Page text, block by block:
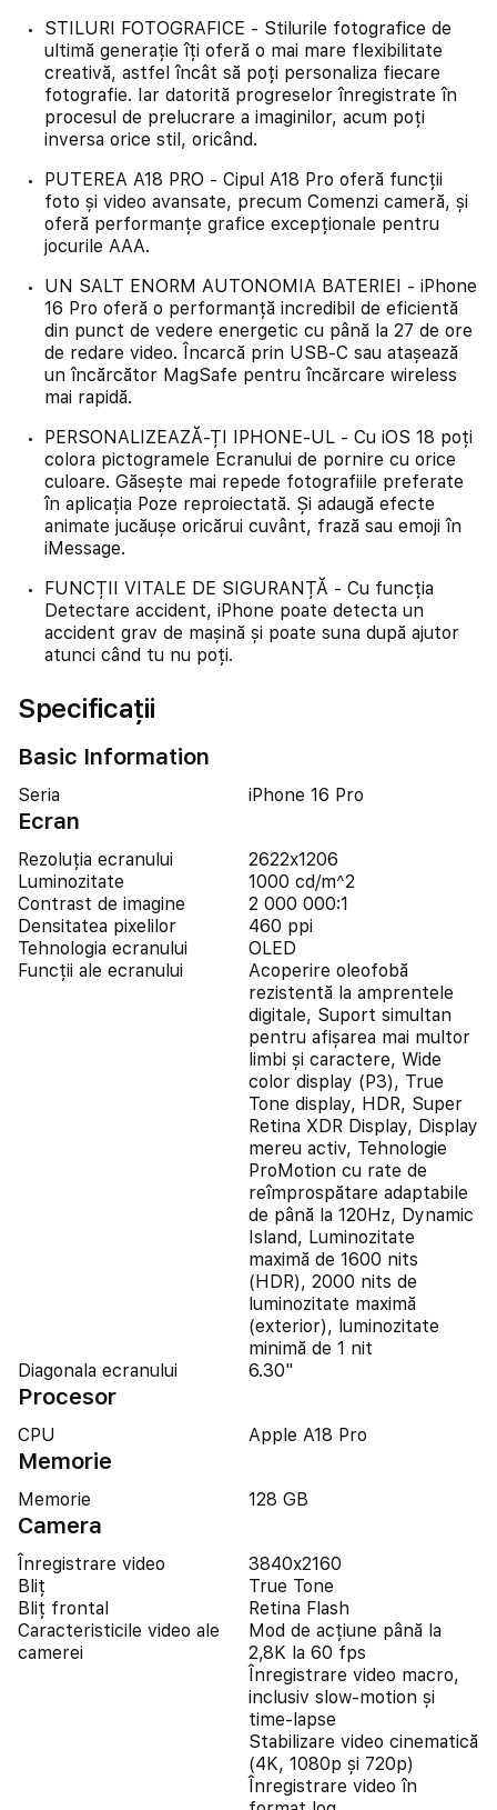
STILURI FOTOGRAFICE - Stilurile fotografice de
ultimă generație îți oferă o mai mare flexibilitate
creativă, astfel încât să poți personaliza fiecare
fotografie. Iar datorită progreselor înregistrate în
procesul de prelucrare a imaginilor, acum poți
inversa orice stil, oricând.
PUTEREA A18 PRO - Cipul A18 Pro oferă funcții
foto și video avansate, precum Comenzi cameră, și
oferă performanțe grafice excepționale pentru
jocurile AAA.
UN SALT ENORM AUTONOMIA BATERIEI - iPhone
16 Pro oferă o performanță incredibil de eficientă
din punct de vedere energetic cu până la 27 de ore
de redare video. Încarcă prin USB-C sau atașează
un încărcător MagSafe pentru încărcare wireless
mai rapidă.
PERSONALIZEAZĂ-ȚI IPHONE-UL - Cu iOS 18 poți
colora pictogramele Ecranului de pornire cu orice
culoare. Găsește mai repede fotografiile preferate
în aplicația Poze reproiectată. Și adaugă efecte
animate jucăușe oricărui cuvânt, frază sau emoji în
iMessage.
FUNCȚII VITALE DE SIGURANȚĂ - Cu funcția
Detectare accident, iPhone poate detecta un
accident grav de mașină și poate suna după ajutor
atunci când tu nu poți.
Specificații
Basic Information
Seria iPhone 16 Pro
Ecran
Rezoluția ecranului
2622x1206
Luminozitate
1000 cd/m^2
Contrast de imagine
2 000 000:1
Densitatea pixelilor
460 ppi
Tehnologia ecranului
OLED
Funcții ale ecranului
Acoperire oleofobă
rezistentă la amprentele
digitale, Suport simultan
pentru afișarea mai multor
limbi și caractere, Wide
color display (P3), True
Tone display, HDR, Super
Retina XDR Display, Display
mereu activ, Tehnologie
ProMotion cu rate de
reîmprospătare adaptabile
de până la 120Hz, Dynamic
Island, Luminozitate
maximă de 1600 nits
(HDR), 2000 nits de
luminozitate maximă
(exterior), luminozitate
minimă de 1 nit
Diagonala ecranului
6.30"
Procesor
CPU Apple A18 Pro
Memorie
Memorie 128 GB
Camera
Înregistrare video
3840x2160
Bliț
True Tone
Bliț frontal
Retina Flash
Caracteristicile video ale
camerei
Mod de acțiune până la
2,8K la 60 fps
Înregistrare video macro,
inclusiv slow-motion și
time-lapse
Stabilizare video cinematică
(4K, 1080p și 720p)
Înregistrare video în